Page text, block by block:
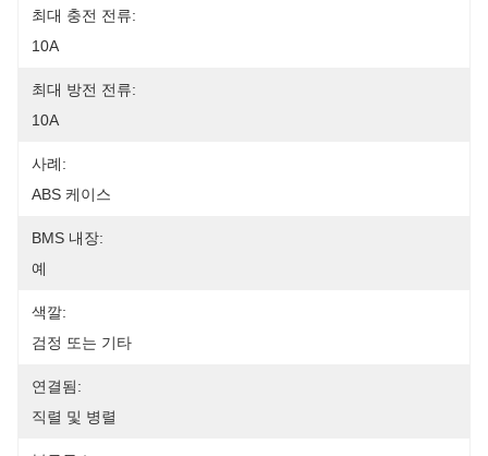
최대 충전 전류:
10A
최대 방전 전류:
10A
사례:
ABS 케이스
BMS 내장:
예
색깔:
검정 또는 기타
연결됨:
직렬 및 병렬